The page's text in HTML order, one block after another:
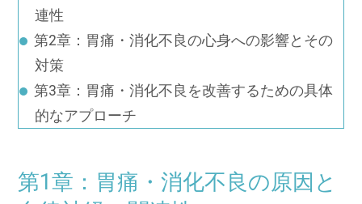
連性
第2章：胃痛・消化不良の心身への影響とその
対策
第3章：胃痛・消化不良を改善するための具体
的なアプローチ
第1章：胃痛・消化不良の原因と